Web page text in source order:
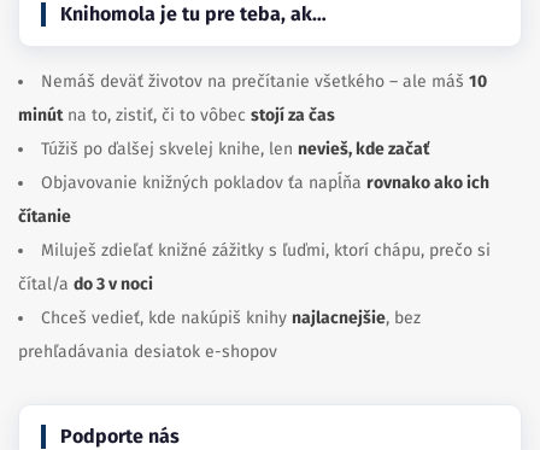
Knihomola je tu pre teba, ak…
Nemáš deväť životov na prečítanie všetkého – ale máš 10
minútna to, zistiť, či to vôbec stojí za čas
Túžiš po ďalšej skvelej knihe, len nevieš, kde začať
Objavovanie knižných pokladov ťa napĺňa rovnako ako ich
čítanie
Miluješ zdieľať knižné zážitky s ľuďmi, ktorí chápu, prečo si
čítal/a do 3 v noci
Chceš vedieť, kde nakúpiš knihy najlacnejšie, bez
prehľadávania desiatok e-shopov
Podporte nás